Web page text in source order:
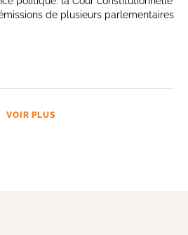
de plusieurs parlementaires
VOIR PLUS